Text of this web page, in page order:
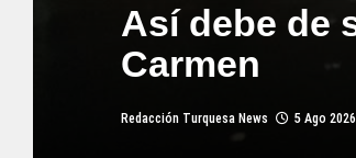
Así debe de
Carmen
Redacción Turquesa News 5 Ago 2026